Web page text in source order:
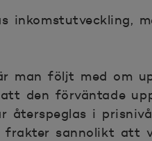
inkomstutveckling,
man följt med om
den förväntade
återspeglas i
frakter sannolikt att